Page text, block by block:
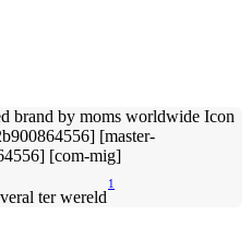
ter wereld
1